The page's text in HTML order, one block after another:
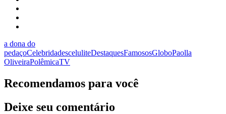
a dona do
pedaçoCelebridadesceluliteDestaquesFamososGloboPaolla
OliveiraPolêmicaTV
Recomendamos para você
Deixe seu comentário